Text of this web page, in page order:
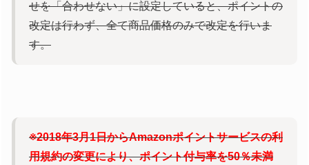
せを「合わせない」に設定していると、ポイントの
改定は行わず、全て商品価格のみで改定を行いま
す。
※2018年3月1日からAmazonポイントサービスの利
用規約の変更により、ポイント付与率を50％未満